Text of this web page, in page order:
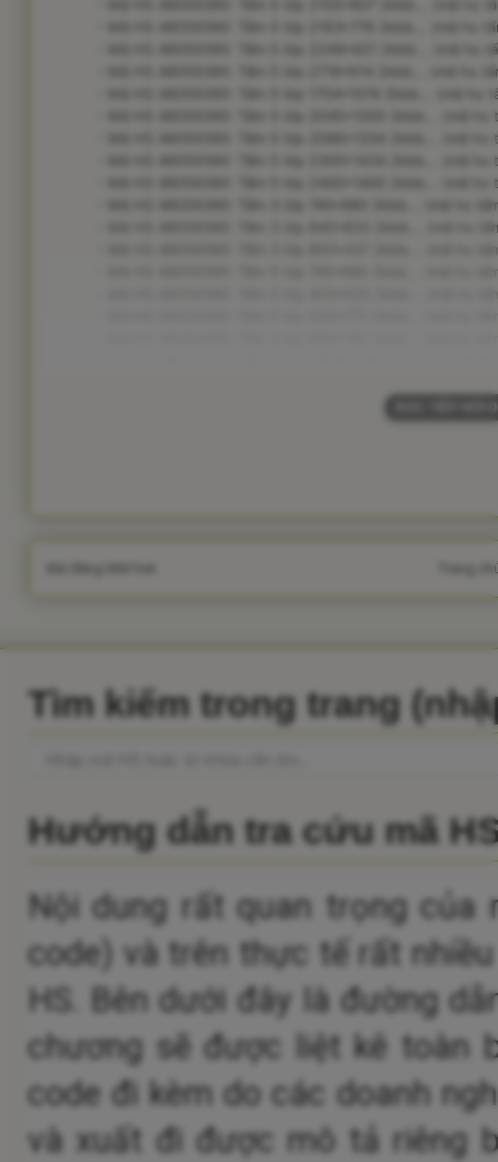
- Mã HS 48059390: Tấm 5 lớp 2163*776 2kbb... (mã hs
- Mã HS 48059390: Tấm 5 lớp 2249*921 2kbb... (mã hs
- Mã HS 48059390: Tấm 5 lớp 2716*614 2kbb... (mã hs
- Mã HS 48059390: Tấm 5 lớp 1704*1074 2kbb... (mã
- Mã HS 48059390: Tấm 5 lớp 2045*1000 2kbb... (mã
- Mã HS 48059390: Tấm 5 lớp 2086*1334 2kbb... (mã
- Mã HS 48059390: Tấm 5 lớp 2300*1434 2kbb... (mã
- Mã HS 48059390: Tấm 5 lớp 2400*1400 2kbb... (mã
- Mã HS 48059390: Tấm 3 lớp 740*680 2kbb... (mã hs
- Mã HS 48059390: Tấm 3 lớp 840*820 2kbb... (mã hs
- Mã HS 48059390: Tấm 3 lớp 850*437 2kbb... (mã hs
- Mã HS 48059390: Tấm 5 lớp 740*680 2kbb... (mã hs
ĐỌC TIẾP NỘI
Trang
Tìm kiếm trong trang
Hướng dẫn tra cứu mã
Nội dung rất quan trọng của
code) và trên thực tế rất
HS.
Bên dưới đây là đường
chương sẽ được liệt kê toàn
code đi kèm do các doanh
và xuất đi được mô tả riêng